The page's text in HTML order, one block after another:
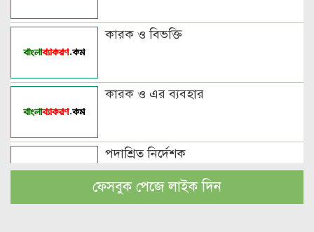
কারক ও বিভক্তি
কারক ও এর ব্যবহার
পদাশ্রিত নির্দেশক
ফেসবুক পেজে লাইক দিন